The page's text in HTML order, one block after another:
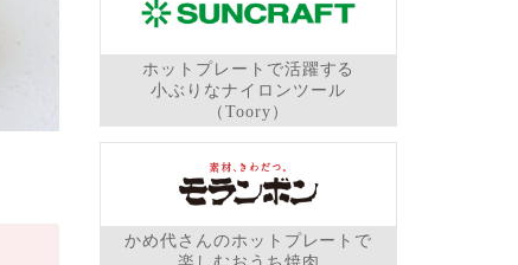
ホットプレートで活躍する
小ぶりなナイロンツール
（Toory）
かめ代さんのホットプレートで